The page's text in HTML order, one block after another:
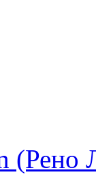
(Рено